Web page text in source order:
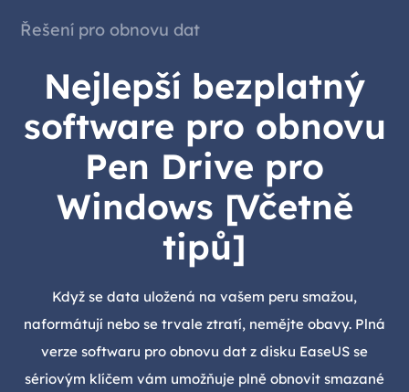
Řešení pro obnovu dat
Nejlepší bezplatný
software pro obnovu
Pen Drive pro
Windows [Včetně
tipů]
Když se data uložená na vašem peru smažou,
naformátují nebo se trvale ztratí, nemějte obavy. Plná
verze softwaru pro obnovu dat z disku EaseUS se
sériovým klíčem vám umožňuje plně obnovit smazané